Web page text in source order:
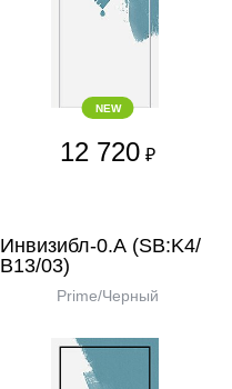
NEW
12 720 ₽
Инвизибл-0.А (SB:K4/
В13/03)
Prime/Черный